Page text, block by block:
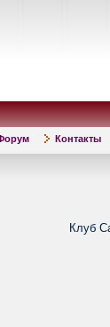
Контакты
Клуб